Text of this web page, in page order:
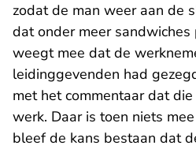
zodat de man weer aan de
dat onder meer sandwiches
weegt mee dat de
leidinggevenden had
met het commentaar dat
werk. Daar is toen niets
bleef de kans bestaan dat